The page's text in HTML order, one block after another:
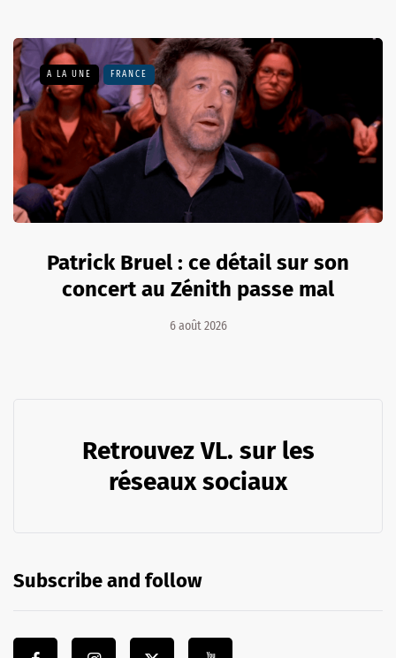
A LA UNE FRANCE
Patrick Bruel : ce détail sur son
concert au Zénith passe mal
6 août 2026
Retrouvez VL. sur les
réseaux sociaux
Subscribe and follow